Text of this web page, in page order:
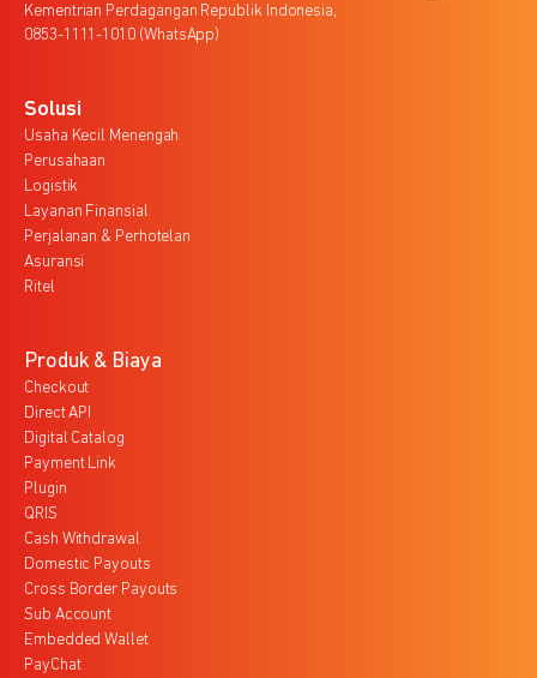
Kementrian Perdagangan Republik Indonesia,
0853-1111-1010 (WhatsApp)
Solusi
Usaha Kecil Menengah
Perusahaan
Logistik
Layanan Finansial
Perjalanan & Perhotelan
Asuransi
Ritel
Produk & Biaya
Checkout
Direct API
Digital Catalog
Payment Link
Plugin
QRIS
Cash Withdrawal
Domestic Payouts
Cross Border Payouts
Sub Account
Embedded Wallet
PayChat